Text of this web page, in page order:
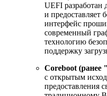
UEFI разработан
и предоставляет
интерфейс
современный
технологию
поддержку
Coreboot
с открытым
предоставления